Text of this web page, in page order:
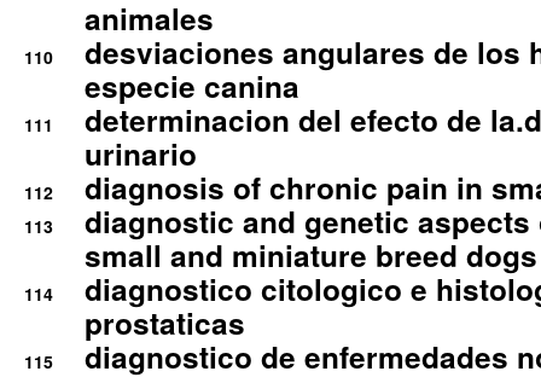
animales
110
desviaciones angulares de los
especie canina
111
determinacion del efecto de
urinario
112 diagnosis of chronic pain in
113
diagnostic and genetic
small and miniature breed
114
diagnostico citologico e
prostaticas
115
diagnostico de enfermedades